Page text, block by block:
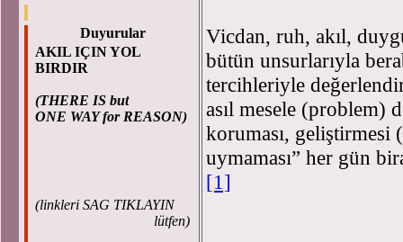
Duyurular
AKIL IÇIN YOL
BIRDIR
(THERE IS but
ONE WAY for REASON)
(linkleri SAG TIKLAYIN
lütfen)
Vicdan, ruh, akıl,
bütün unsurlarıyla
tercihleriyle
asıl mesele (problem)
koruması,
uymaması” her gün
[1]